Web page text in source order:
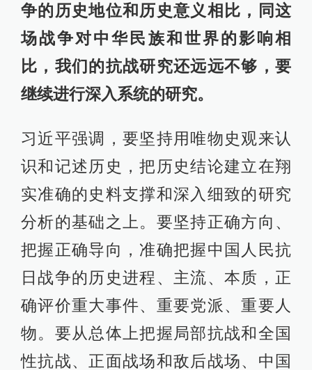
争的历史地位和历史意义相比，同这
场战争对中华民族和世界的影响相
比，我们的抗战研究还远远不够，要
继续进行深入系统的研究。
习近平强调，要坚持用唯物史观来认
识和记述历史，把历史结论建立在翔
实准确的史料支撑和深入细致的研究
分析的基础之上。要坚持正确方向、
把握正确导向，准确把握中国人民抗
日战争的历史进程、主流、本质，正
确评价重大事件、重要党派、重要人
物。要从总体上把握局部抗战和全国
性抗战、正面战场和敌后战场、中国